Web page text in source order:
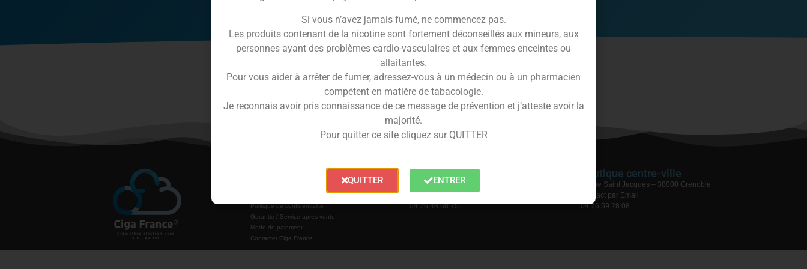
Informations légales
Politique de confidentialité
Garantie / Service après vente
Mode de paiement
Contacter Ciga France
Boutique Joseph Vallier
58 Bd Joseph Vallier – 38100 Grenoble
04 76 48 68 75
Boutique centre-ville
17 rue Saint Jacques – 38000 Grenoble
Contact par Email
04 76 59 28 08
Si vous n’avez jamais fumé, ne commencez pas.
Les produits contenant de la nicotine sont fortement déconseillés aux mineurs, aux
personnes ayant des problèmes cardio-vasculaires et aux femmes enceintes ou
allaitantes.
Pour vous aider à arrêter de fumer, adressez-vous à un médecin ou à un pharmacien
compétent en matière de tabacologie.
Je reconnais avoir pris connaissance de ce message de prévention et j’atteste avoir la
majorité.
Pour quitter ce site cliquez sur QUITTER
QUITTER ENTRER